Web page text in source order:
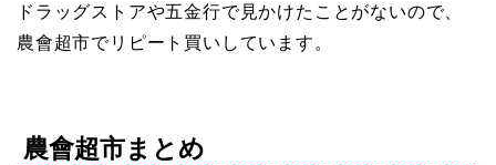
ドラッグストアや五金行で見かけたことがないので、
農會超市でリピート買いしています。
農會超市まとめ